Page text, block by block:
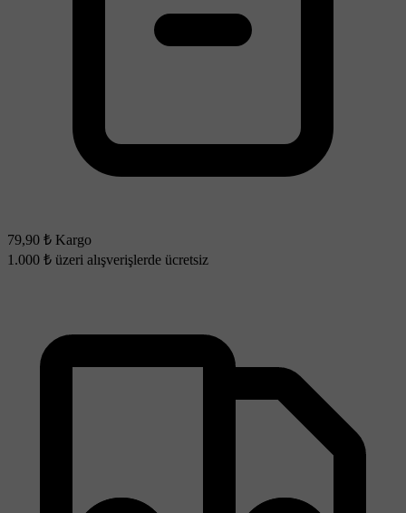
79,90 ₺ Kargo
1.000 ₺ üzeri alışverişlerde ücretsiz